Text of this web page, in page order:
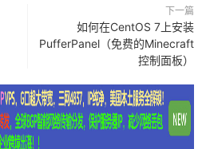
下一篇
如何在CentOS 7上安装
PufferPanel（免费的Minecraft
控制面板）